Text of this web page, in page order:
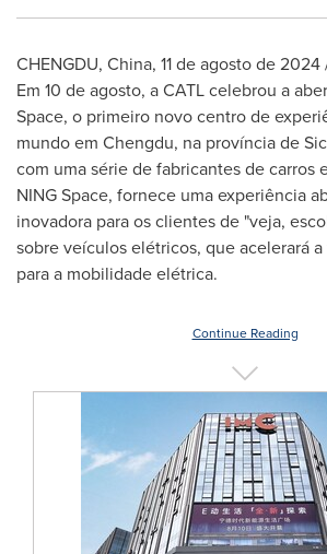
CHENGDU, China, 11 de agosto de 2024
Em 10 de agosto, a CATL celebrou a
Space, o primeiro novo centro de
mundo em Chengdu, na província de
com uma série de fabricantes de carros
NING Space, fornece uma experiência
inovadora para os clientes de "veja,
sobre veículos elétricos, que acelerará
para a mobilidade elétrica.
Continue Reading